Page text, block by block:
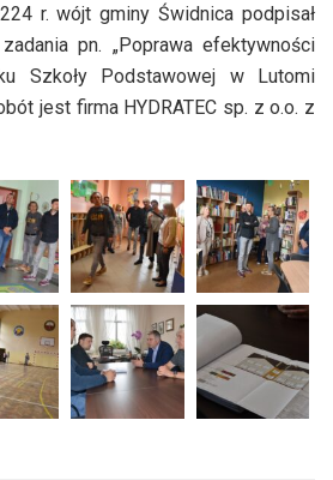
r. wójt gminy Świdnica podpisał
pn. „Poprawa efektywności
Szkoły Podstawowej w Lutomi
jest firma HYDRATEC sp. z o.o. z